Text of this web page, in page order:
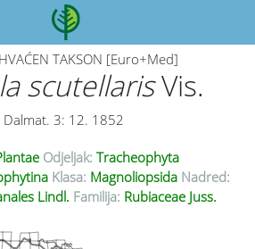
TAKSON [Euro+Med]
scutellarisVis.
Dalmat. 3: 12. 1852
Odjeljak: Tracheophyta
Klasa: Magnoliopsida Nadred:
Lindl. Familija: Rubiaceae Juss.